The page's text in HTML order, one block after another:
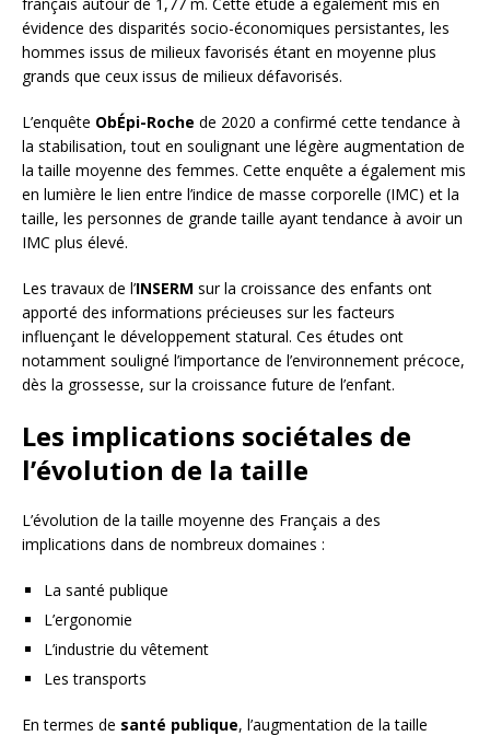
évidence des disparités socio-économiques persistantes, les
hommes issus de milieux favorisés étant en moyenne plus
grands que ceux issus de milieux défavorisés.
L’enquête ObÉpi-Roche de 2020 a confirmé cette tendance à
la stabilisation, tout en soulignant une légère augmentation de
la taille moyenne des femmes. Cette enquête a également mis
en lumière le lien entre l’indice de masse corporelle (IMC) et la
taille, les personnes de grande taille ayant tendance à avoir un
IMC plus élevé.
Les travaux de l’INSERM sur la croissance des enfants ont
apporté des informations précieuses sur les facteurs
influençant le développement statural. Ces études ont
notamment souligné l’importance de l’environnement précoce,
dès la grossesse, sur la croissance future de l’enfant.
Les implications sociétales de
l’évolution de la taille
L’évolution de la taille moyenne des Français a des
implications dans de nombreux domaines :
La santé publique
L’ergonomie
L’industrie du vêtement
Les transports
En termes de santé publique, l’augmentation de la taille